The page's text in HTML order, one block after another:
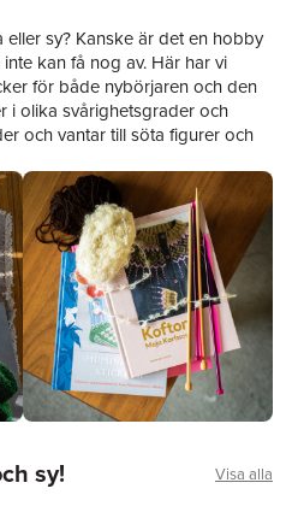
sy? Kanske är det en hobby
kan få nog av. Här har vi
för både nybörjaren och den
i olika svårighetsgrader och
och vantar till söta figurer och
sy! Visa alla